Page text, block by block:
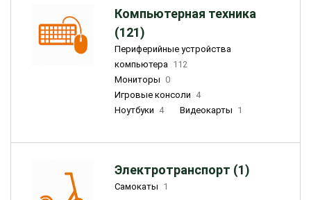
Компьютерная техника
(121)
Периферийные устройства
компьютера 112
Мониторы 0
Игровые консоли 4
Ноутбуки 4 Видеокарты 1
Электротранспорт (1)
Самокаты 1